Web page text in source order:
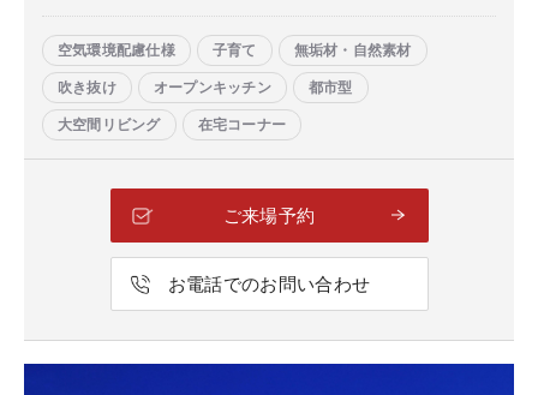
空気環境配慮仕様 子育て 無垢材・自然素材
吹き抜け オープンキッチン 都市型
大空間リビング 在宅コーナー
ご来場予約
お電話でのお問い合わせ